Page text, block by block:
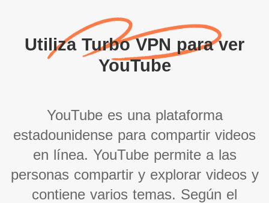
Utiliza Turbo VPN para ver
YouTube
YouTube es una plataforma
estadounidense para compartir videos
en línea. YouTube permite a las
personas compartir y explorar videos y
contiene varios temas. Según el